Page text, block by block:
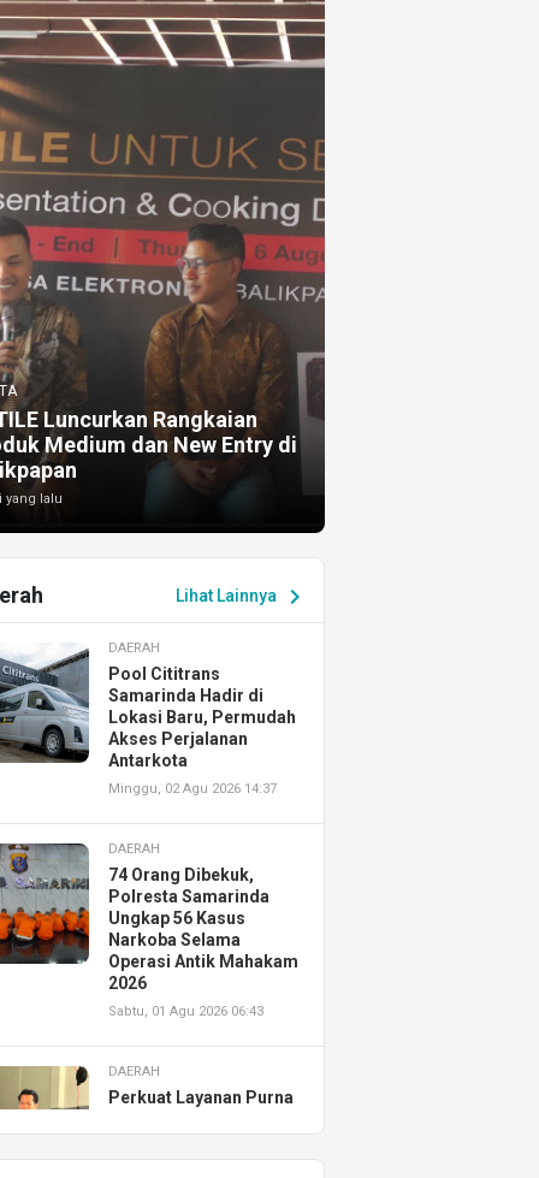
Luncurkan Rangkaian
Medium dan New Entry di
yang lalu
Lihat Lainnya chevron_right
DAERAH
Pool Cititrans
Samarinda Hadir di
Lokasi Baru, Permudah
Akses Perjalanan
Antarkota
Minggu, 02 Agu 2026 14:37
DAERAH
74 Orang Dibekuk,
Polresta Samarinda
Ungkap 56 Kasus
Narkoba Selama
Operasi Antik Mahakam
2026
Sabtu, 01 Agu 2026 06:43
DAERAH
Perkuat Layanan Purna
Resmikan AHASS